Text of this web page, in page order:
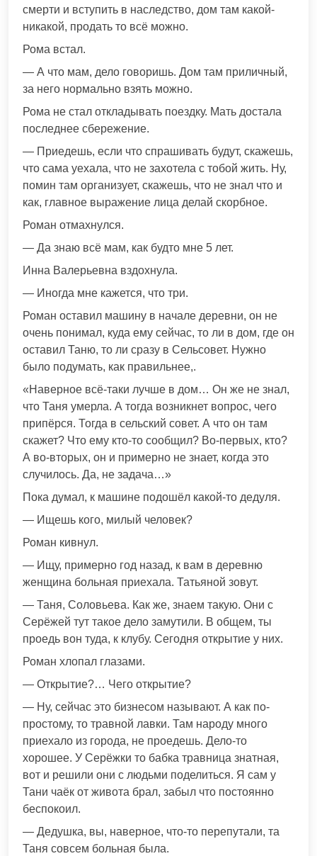
смерти и вступить в наследство, дом там какой-
никакой, продать то всё можно.
Рома встал.
— А что мам, дело говоришь. Дом там приличный,
за него нормально взять можно.
Рома не стал откладывать поездку. Мать достала
последнее сбережение.
— Приедешь, если что спрашивать будут, скажешь,
что сама уехала, что не захотела с тобой жить. Ну,
помин там организует, скажешь, что не знал что и
как, главное выражение лица делай скорбное.
Роман отмахнулся.
— Да знаю всё мам, как будто мне 5 лет.
Инна Валерьевна вздохнула.
— Иногда мне кажется, что три.
Роман оставил машину в начале деревни, он не
очень понимал, куда ему сейчас, то ли в дом, где он
оставил Таню, то ли сразу в Сельсовет. Нужно
было подумать, как правильнее,.
«Наверное всё-таки лучше в дом… Он же не знал,
что Таня умерла. А тогда возникнет вопрос, чего
припёрся. Тогда в сельский совет. А что он там
скажет? Что ему кто-то сообщил? Во-первых, кто?
А во-вторых, он и примерно не знает, когда это
случилось. Да, не задача…»
Пока думал, к машине подошёл какой-то дедуля.
— Ищешь кого, милый человек?
Роман кивнул.
— Ищу, примерно год назад, к вам в деревню
женщина больная приехала. Татьяной зовут.
— Таня, Соловьева. Как же, знаем такую. Они с
Серёжей тут такое дело замутили. В общем, ты
проедь вон туда, к клубу. Сегодня открытие у них.
Роман хлопал глазами.
— Открытие?… Чего открытие?
— Ну, сейчас это бизнесом называют. А как по-
простому, то травной лавки. Там народу много
приехало из города, не проедешь. Дело-то
хорошее. У Серёжки то бабка травница знатная,
вот и решили они с людьми поделиться. Я сам у
Тани чаёк от живота брал, забыл что постоянно
беспокоил.
— Дедушка, вы, наверное, что-то перепутали, та
Таня совсем больная была.